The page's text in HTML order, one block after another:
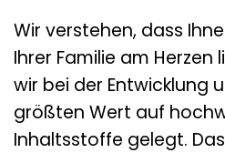
Wir verstehen, dass
Ihrer Familie am
wir bei der Entwicklung
größten Wert auf
Inhaltsstoffe gelegt.